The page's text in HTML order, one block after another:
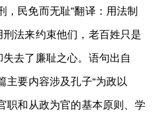
，民免而无耻”翻译：用法制
法来约束他们，老百姓只是
去了廉耻之心。语句出自
主要内容涉及孔子“为政以
职和从政为官的基本原则、学